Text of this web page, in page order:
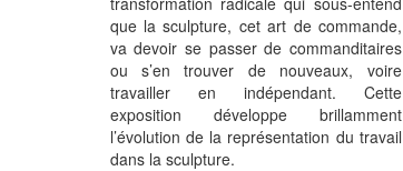
que la sculpture, cet art de commande,
va devoir se passer de commanditaires
ou s’en trouver de nouveaux, voire
travailler en indépendant. Cette
exposition développe brillamment
l’évolution de la représentation du travail
dans la sculpture.